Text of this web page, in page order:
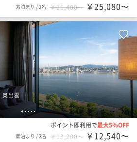
素泊まり /2名 ￥26,400〜 ￥25,080〜
1 2 3 45
奥出雲
ポイント即利用で最大5％OFF
素泊まり /2名 ￥13,200〜 ￥12,540〜